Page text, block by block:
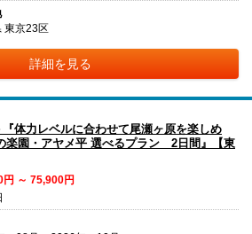
東京23区
詳細を見る
体力レベルに合わせて尾瀬ヶ原を楽しめ
楽園・アヤメ平 選べるプラン 2日間』【東
円 ～ 75,900円